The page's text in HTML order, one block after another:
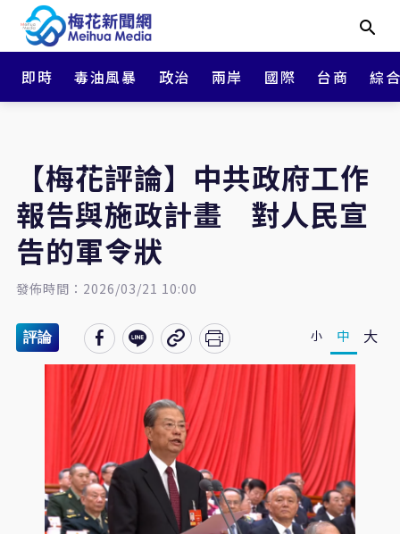
即時 毒油風暴 政治 兩岸 國際 台商 綜
【梅花評論】中共政府工作
報告與施政計畫 對人民宣
告的軍令狀
發佈時間：2026/03/21 10:00
評論 小 中 大